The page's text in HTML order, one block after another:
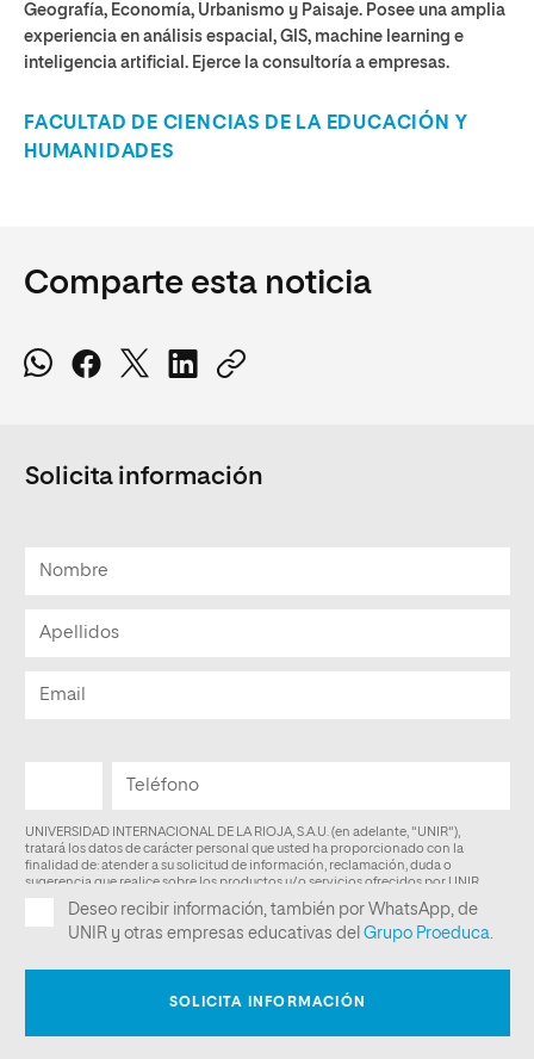
Geografía, Economía, Urbanismo y Paisaje. Posee una amplia
experiencia en análisis espacial, GIS, machine learning e
inteligencia artificial. Ejerce la consultoría a empresas.
FACULTAD DE CIENCIAS DE LA EDUCACIÓN Y
HUMANIDADES
Comparte esta noticia
Solicita información